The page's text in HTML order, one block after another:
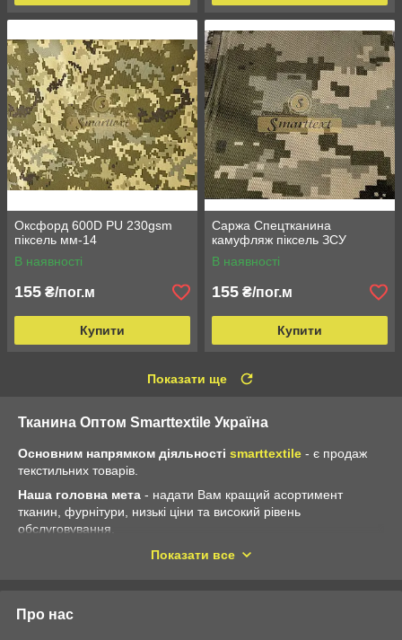
Оксфорд 600D PU 230gsm
піксель мм-14
В наявності
155 ₴/пог.м
Купити
Саржа Спецтканина
камуфляж піксель ЗСУ
В наявності
155 ₴/пог.м
Купити
Показати ще
Тканина Оптом Smarttextile Україна
Основним напрямком діяльності smarttextile - є продаж
текстильних товарів.
Наша головна мета - надати Вам кращий асортимент
тканин, фурнітури, низькі ціни та високий рівень
обслуговування.
найвищому рівні, щоб Ви завжди залишалися задоволені!
Показати все
Про нас